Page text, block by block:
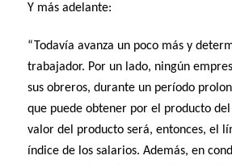
Y más adelante:
“Todavía avanza un poco más y
trabajador. Por un lado, ningún
sus obreros, durante un período
que puede obtener por el producto
valor del producto será, entonces, el
índice de los salarios. Además, en